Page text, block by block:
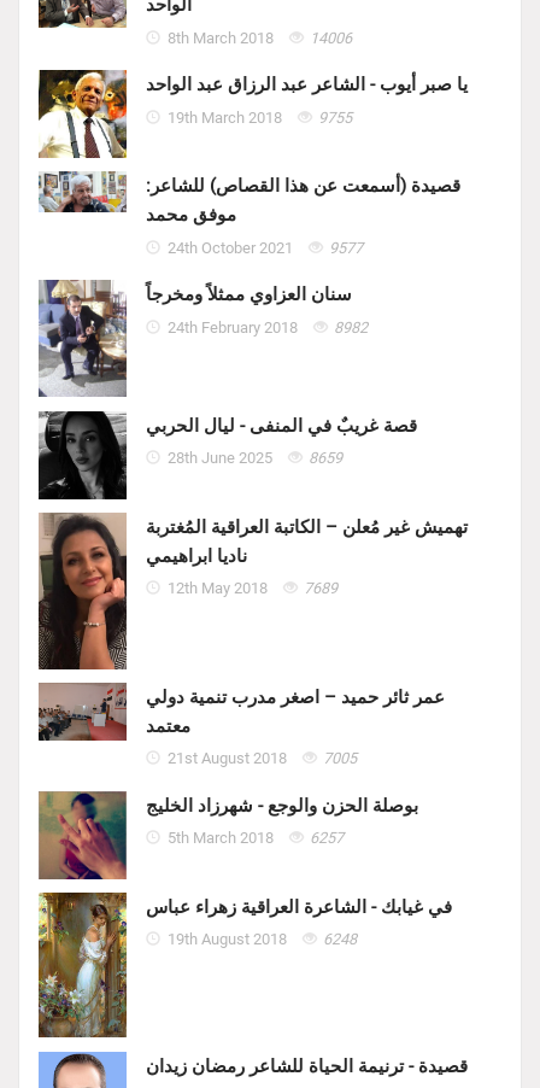
الواحد
8th March 2018 14006
يا صبر أيوب - الشاعر عبد الرزاق عبد الواحد
19th March 2018 9755
قصيدة (أسمعت عن هذا القصاص) للشاعر:
موفق محمد
24th October 2021 9577
سنان العزاوي ممثلاً ومخرجاً
24th February 2018 8982
قصة غريبٌ في المنفى - ليال الحربي
28th June 2025 8659
تهميش غير مُعلن – الكاتبة العراقية المُغتربة
ناديا ابراهيمي
12th May 2018 7689
عمر ثائر حميد – اصغر مدرب تنمية دولي
معتمد
21st August 2018 7005
بوصلة الحزن والوجع - شهرزاد الخليج
5th March 2018 6257
في غيابك - الشاعرة العراقية زهراء عباس
19th August 2018 6248
قصيدة - ترنيمة الحياة للشاعر رمضان زيدان